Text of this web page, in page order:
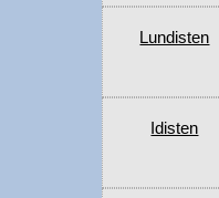
Lundisten
Idisten